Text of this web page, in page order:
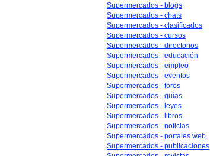
Supermercados - blogs
Supermercados - chats
Supermercados - clasificados
Supermercados - cursos
Supermercados - directorios
Supermercados - educación
Supermercados - empleo
Supermercados - eventos
Supermercados - foros
Supermercados - guías
Supermercados - leyes
Supermercados - libros
Supermercados - noticias
Supermercados - portales web
Supermercados - publicaciones